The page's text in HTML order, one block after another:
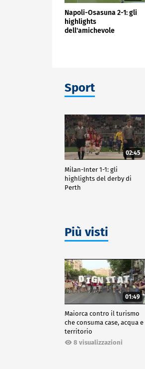
Napoli-Osasuna 2-1: gli
highlights
dell'amichevole
Sport
02:45
Milan-Inter 1-1: gli
highlights del derby di
Perth
Più visti
01:49
Maiorca contro il turismo
che consuma case, acqua e
territorio
8 visualizzazioni